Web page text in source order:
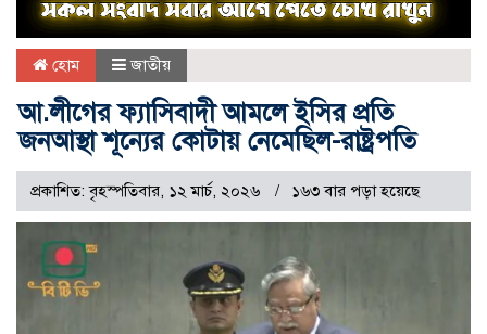
হোম জাতীয়
আ.লীগের ফ্যাসিবাদী আমলে ইসির প্রতি
জনআস্থা শূন্যের কোটায় নেমেছিল-রাষ্ট্রপতি
প্রকাশিত: বৃহস্পতিবার, ১২ মার্চ, ২০২৬ ১৬৩ বার পড়া হয়েছে